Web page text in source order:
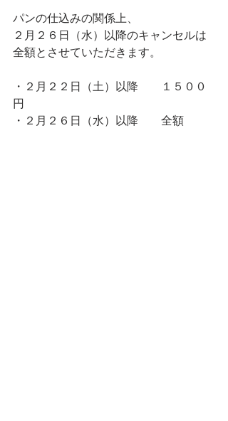
パンの仕込みの関係上、
２月２６日（水）以降のキャンセルは
全額とさせていただきます。
・２月２２日（土）以降　　１５００
円
・２月２６日（水）以降　　全額